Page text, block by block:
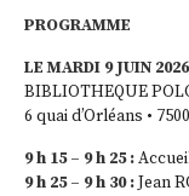
PROGRAMME
LE MARDI 9 JUIN 2026
BIBLIOTHEQUE
6 quai d’Orléans •
9 h 15 – 9 h 25 :
9 h 25 – 9 h 30 :Jean